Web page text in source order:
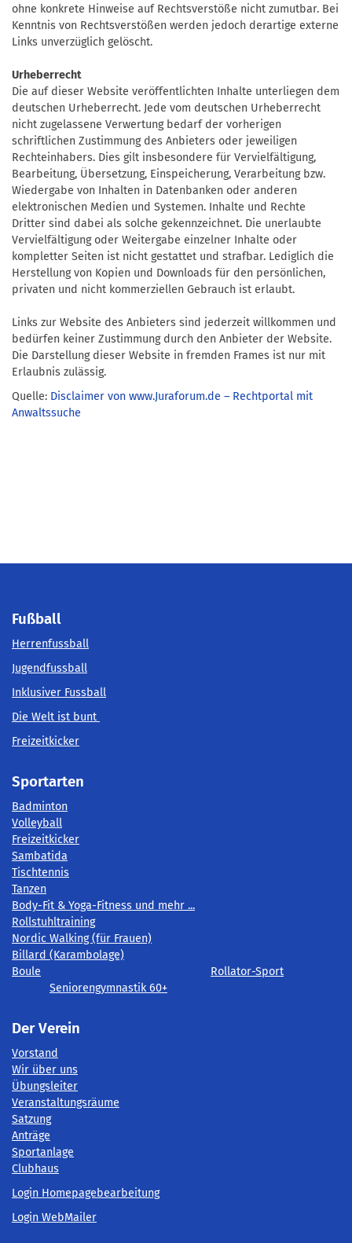
ohne konkrete Hinweise auf Rechtsverstöße nicht zumutbar. Bei
Kenntnis von Rechtsverstößen werden jedoch derartige externe
Links unverzüglich gelöscht.
Urheberrecht
Die auf dieser Website veröffentlichten Inhalte unterliegen dem
deutschen Urheberrecht. Jede vom deutschen Urheberrecht
nicht zugelassene Verwertung bedarf der vorherigen
schriftlichen Zustimmung des Anbieters oder jeweiligen
Rechteinhabers. Dies gilt insbesondere für Vervielfältigung,
Bearbeitung, Übersetzung, Einspeicherung, Verarbeitung bzw.
Wiedergabe von Inhalten in Datenbanken oder anderen
elektronischen Medien und Systemen. Inhalte und Rechte
Dritter sind dabei als solche gekennzeichnet. Die unerlaubte
Vervielfältigung oder Weitergabe einzelner Inhalte oder
kompletter Seiten ist nicht gestattet und strafbar. Lediglich die
Herstellung von Kopien und Downloads für den persönlichen,
privaten und nicht kommerziellen Gebrauch ist erlaubt.
Links zur Website des Anbieters sind jederzeit willkommen und
bedürfen keiner Zustimmung durch den Anbieter der Website.
Die Darstellung dieser Website in fremden Frames ist nur mit
Erlaubnis zulässig.
Quelle: Disclaimer von www.Juraforum.de – Rechtportal mit
Anwaltssuche
Fußball
Herrenfussball
Jugendfussball
Inklusiver Fussball
Die Welt ist bunt
Freizeitkicker
Sportarten
Badminton
Volleyball
Freizeitkicker
Sambatida
Tischtennis
Tanzen
Body-Fit & Yoga-Fitness und mehr ...
Rollstuhltraining
Nordic Walking (für Frauen)
Billard (Karambolage)
Boule
Rollator-Sport
Seniorengymnastik 60+
Der Verein
Vorstand
Wir über uns
Übungsleiter
Veranstaltungsräume
Satzung
Anträge
Sportanlage
Clubhaus
Login Homepagebearbeitung
Login WebMailer